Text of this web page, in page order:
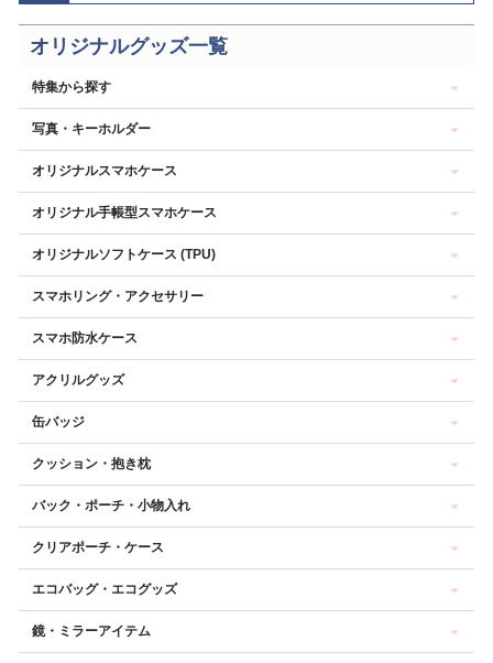
オリジナルグッズ一覧
特集から探す
写真・キーホルダー
オリジナルスマホケース
オリジナル手帳型スマホケース
オリジナルソフトケース (TPU)
スマホリング・アクセサリー
スマホ防水ケース
アクリルグッズ
缶バッジ
クッション・抱き枕
バック・ポーチ・小物入れ
クリアポーチ・ケース
エコバッグ・エコグッズ
鏡・ミラーアイテム